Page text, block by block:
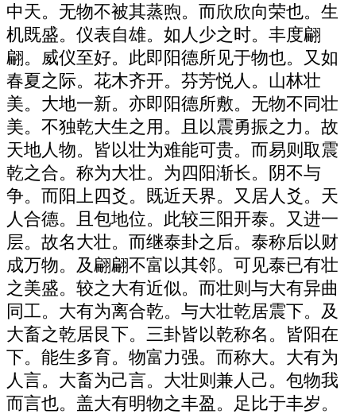
中天。无物不被其蒸煦。而欣欣向荣也。生
机既盛。仪表自雄。如人少之时。丰度翩
翩。威仪至好。此即阳德所见于物也。又如
春夏之际。花木齐开。芬芳悦人。山林壮
美。大地一新。亦即阳德所敷。无物不同壮
美。不独乾大生之用。且以震勇振之力。故
天地人物。皆以壮为难能可贵。而易则取震
乾之合。称为大壮。为四阳渐长。阴不与
争。而阳上四爻。既近天界。又居人爻。天
人合德。且包地位。此较三阳开泰。又进一
层。故名大壮。而继泰卦之后。泰称后以财
成万物。及翩翩不富以其邻。可见泰已有壮
之美盛。较之大有近似。而壮则与大有异曲
同工。大有为离合乾。与大壮乾居震下。及
大畜之乾居艮下。三卦皆以乾称名。皆阳在
下。能生多育。物富力强。而称大。大有为
人言。大畜为己言。大壮则兼人己。包物我
而言也。盖大有明物之丰盈。足比于丰岁。